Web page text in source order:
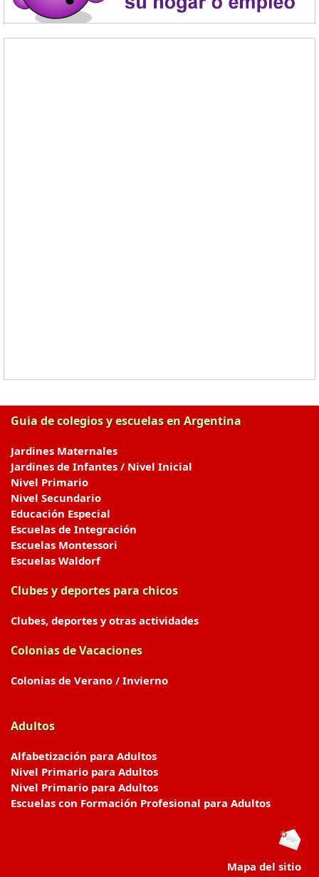
Guia de colegios y escuelas en Argentina
Jardines Maternales
Jardines de Infantes / Nivel Inicial
Nivel Primario
Nivel Secundario
Educación Especial
Escuelas de Integración
Escuelas Montessori
Escuelas Waldorf
Clubes y deportes para chicos
Clubes, deportes y otras actividades
Colonias de Vacaciones
Colonias de Verano / Invierno
Adultos
Alfabetización para Adultos
Nivel Primario para Adultos
Nivel Primario para Adultos
Escuelas con Formación Profesional para Adultos
Mapa del sitio